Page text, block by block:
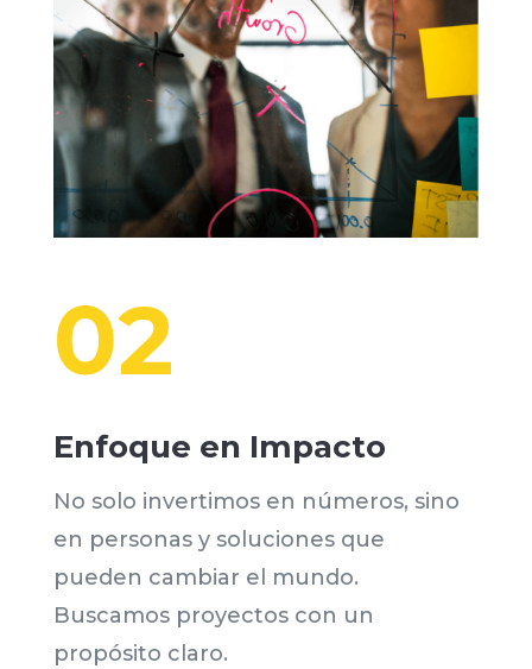
02
Enfoque en Impacto
No solo invertimos en números, sino
en personas y soluciones que
pueden cambiar el mundo.
Buscamos proyectos con un
propósito claro.